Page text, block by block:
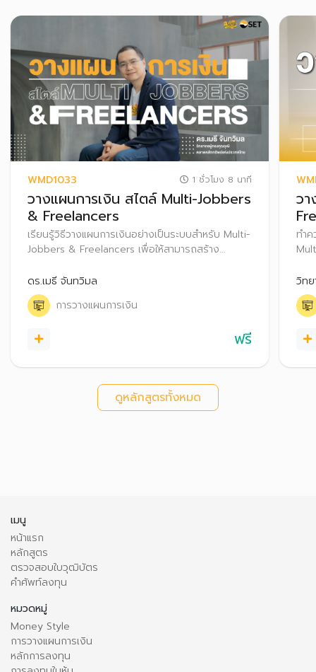
WMD1033 1 ชั่วโมง 8 นาที
วางแผนการเงิน สไตล์ Multi-Jobbers
& Freelancers
เรียนรู้วิธีวางแผนการเงินอย่างเป็นระบบสำหรับ Multi-
Jobbers & Freelancers เพื่อให้สามารถสร้าง
ความท้าทายจากความไม่แน่นอนของรายได้ และข้อ
จำกัดของสวัสดิการ เพื่อให้เกิดชีวิตอิสระ งานโปรเงิน
ปังได้
ดร.เมธี จันทวิมล
การวางแผนการเงิน
ฟรี
ว
ทำ
แนว
คว
วิท
ดูหลักสูตรทั้งหมด
เมนู
หน้าแรก
หลักสูตร
ตรวจสอบใบวุฒิบัตร
คำศัพท์ลงทุน
หมวดหมู่
Money Style
การวางแผนการเงิน
หลักการลงทุน